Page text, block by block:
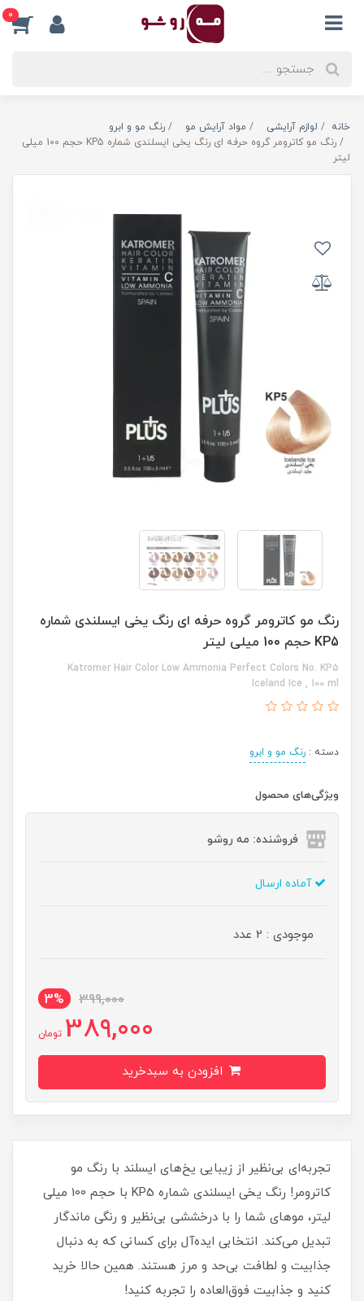
0
خانه لوازم آرایشی مواد آرایش مو
رنگ مو و ابرو
رنگ مو کاترومر گروه حرفه ای رنگ یخی ایسلندی شماره KP5 حجم 100 میلی
لیتر
رنگ مو کاترومر گروه حرفه ای رنگ یخی ایسلندی شماره
KP5 حجم 100 میلی لیتر
Katromer Hair Color Low Ammonia Perfect Colors No. KP5
Iceland Ice , 100 ml
دسته : رنگ مو و ابرو
ویژگی‌های محصول
فروشنده: مه رو‌شو
آماده ارسال
موجودی : 2 عدد
399,000
3%
389,000 تومان
تجربه‌ای بی‌نظیر از زیبایی یخ‌های ایسلند با رنگ مو
کاترومر! رنگ یخی ایسلندی شماره KP5 با حجم 100 میلی
لیتر، موهای شما را با درخششی بی‌نظیر و رنگی ماندگار
تبدیل می‌کند. انتخابی ایده‌آل برای کسانی که به دنبال
جذابیت و لطافت بی‌حد و مرز هستند. همین حالا خرید
کنید و جذابیت فوق‌العاده را تجربه کنید!